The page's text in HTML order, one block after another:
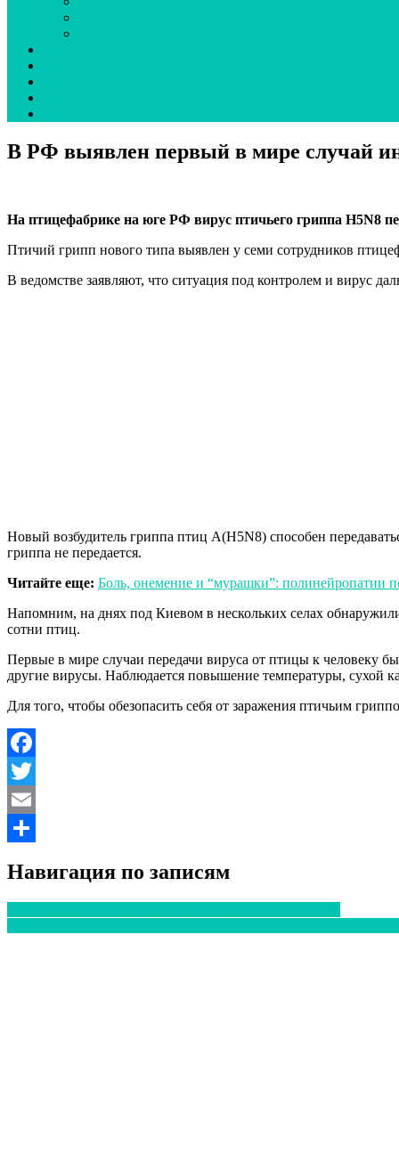
В РФ выявлен первый в мире случай
На птицефабрике на юге РФ вирус птичьего гриппа H5N8
Птичий грипп нового типа выявлен у семи сотрудников
В ведомстве заявляют, что ситуация под контролем и вирус
Новый возбудитель гриппа птиц A(H5N8) способен
гриппа не передается.
Читайте еще: Боль, онемение и “мурашки”: полинейропатии
Напомним, на днях под Киевом в нескольких селах
сотни птиц.
Первые в мире случаи передачи вируса от птицы к человеку
другие вирусы. Наблюдается повышение температуры, сухой
Для того, чтобы обезопасить себя от заражения птичьим
Facebook
Twitter
Email
Навигация по записям